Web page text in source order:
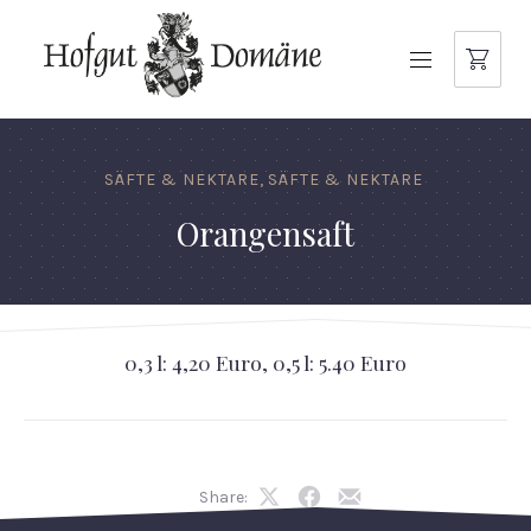
NAVIGATION
SÄFTE & NEKTARE, SÄFTE & NEKTARE
Orangensaft
0,3 l: 4,20 Euro, 0,5 l: 5.40 Euro
Share:
ShareShareShare